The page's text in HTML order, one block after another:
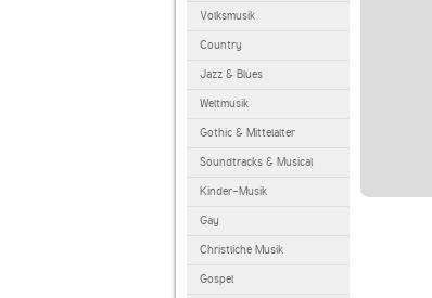
Volksmusik
Country
Jazz & Blues
Weltmusik
Gothic & Mittelalter
Soundtracks & Musical
Kinder-Musik
Gay
Christliche Musik
Gospel